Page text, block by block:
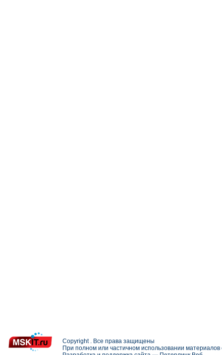
Copyright . Все права защищены
При полном или частичном использовании